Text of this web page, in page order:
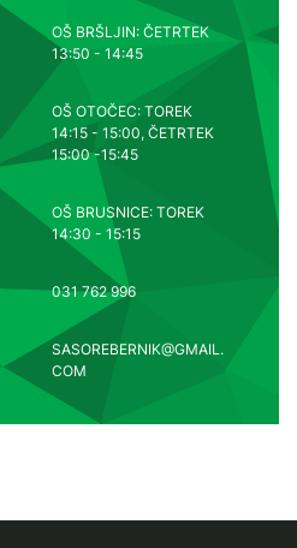
OŠ BRŠLJIN: ČETRTEK
13:50 - 14:45
OŠ OTOČEC: TOREK
14:15 - 15:00, ČETRTEK
15:00 -15:45
OŠ BRUSNICE: TOREK
14:30 - 15:15
031 762 996
SASOREBERNIK@GMAIL.
COM